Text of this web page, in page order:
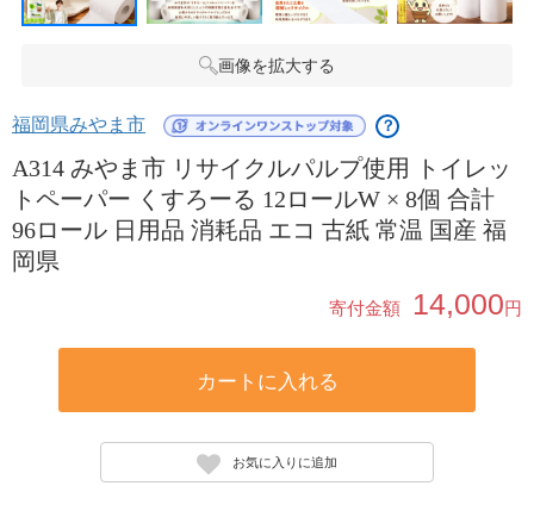
画像を拡大する
福岡県みやま市 ？
A314 みやま市 リサイクルパルプ使用 トイレッ
トペーパー くすろーる 12ロールW × 8個 合計
96ロール 日用品 消耗品 エコ 古紙 常温 国産 福
岡県
寄付金額 14,000円
カートに入れる
お気に入りに追加